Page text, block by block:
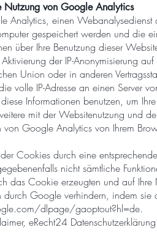
Nutzung von Google Analytics
Analytics, einen
gespeichert werden und die
über Ihre Benutzung dieser
der IP-Anonymisierung
Union oder in anderen
volle IP-Adresse an einen Server
Informationen benutzen, um
mit der Websitenutzung und
Google Analytics von Ihrem
Cookies durch eine
nicht sämtliche
das Cookie erzeugten und auf
Google verhindern, indem sie
dlpage/gaoptout?hl=de.
eRecht24